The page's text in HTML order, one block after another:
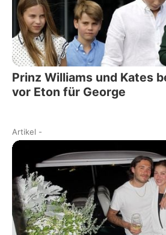
Prinz Williams und Kates
vor Eton für George
Artikel -